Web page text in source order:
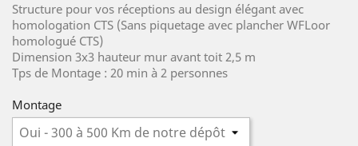
Structure pour vos réceptions au design élégant avec
homologation CTS (Sans piquetage avec plancher WFLoor
homologué CTS)
Dimension 3x3 hauteur mur avant toit 2,5 m
Tps de Montage : 20 min à 2 personnes
Montage